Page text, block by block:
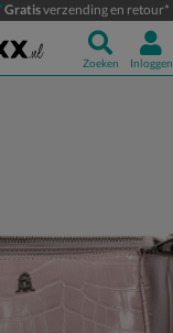
Gratisverzending en retour*
Zoeken Inloggen
Burgent